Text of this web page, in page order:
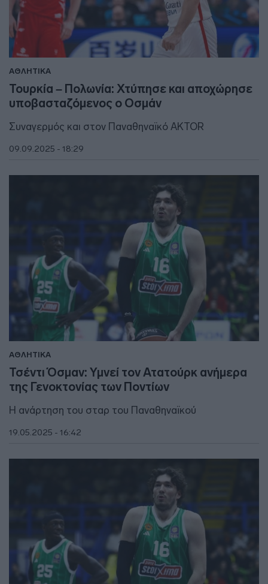
ΑΘΛΗΤΙΚΑ
Τουρκία – Πολωνία: Χτύπησε και αποχώρησε
υποβασταζόμενος ο Οσμάν
Συναγερμός και στον Παναθηναϊκό AKTOR
09.09.2025 - 18:29
ΑΘΛΗΤΙΚΑ
Τσέντι Όσμαν: Υμνεί τον Ατατούρκ ανήμερα
της Γενοκτονίας των Ποντίων
Η ανάρτηση του σταρ του Παναθηναϊκού
19.05.2025 - 16:42